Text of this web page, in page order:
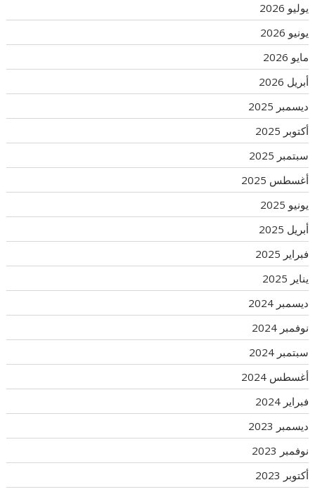
يوليو 2026
يونيو 2026
مايو 2026
أبريل 2026
ديسمبر 2025
أكتوبر 2025
سبتمبر 2025
أغسطس 2025
يونيو 2025
أبريل 2025
فبراير 2025
يناير 2025
ديسمبر 2024
نوفمبر 2024
سبتمبر 2024
أغسطس 2024
فبراير 2024
ديسمبر 2023
نوفمبر 2023
أكتوبر 2023